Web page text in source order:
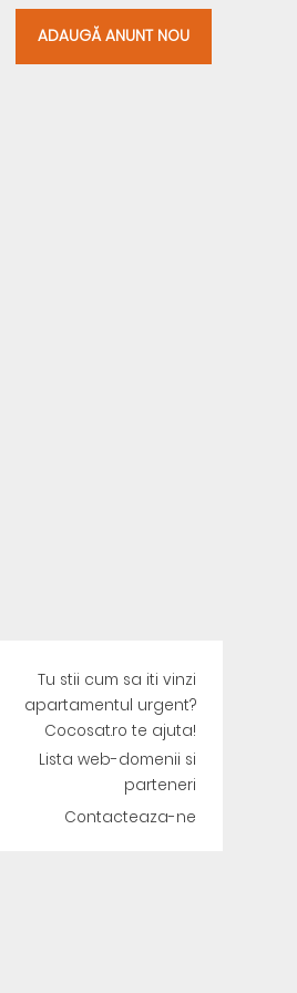
ADAUGĂ ANUNT NOU
Tu stii cum sa iti vinzi
apartamentul urgent?
Cocosat.ro te ajuta!
Lista web-domenii si
parteneri
Contacteaza-ne